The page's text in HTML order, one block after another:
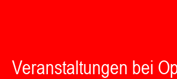
Veranstaltungen bei